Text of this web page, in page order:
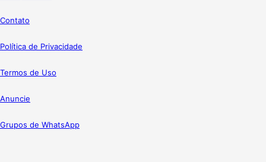
Contato
Política de Privacidade
Termos de Uso
Anuncie
Grupos de WhatsApp